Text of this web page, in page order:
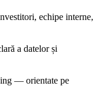
echipe interne,
a datelor și
— orientate pe